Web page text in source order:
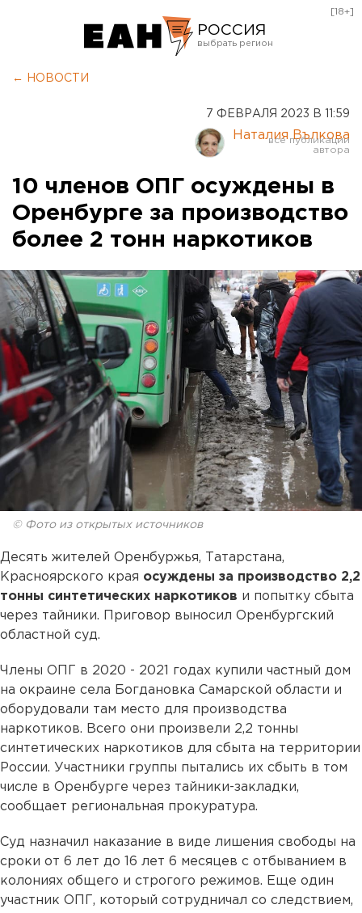
РОССИЯ
Курган
Оренбург
[18+]
← НОВОСТИ
7 ФЕВРАЛЯ 2023 В 11:59
Наталия Вълкова
10 членов ОПГ осуждены в
Оренбурге за производство
более 2 тонн наркотиков
© Фото из открытых источников
Десять жителей Оренбуржья, Татарстана,
Красноярского края осуждены за производство 2,2
тонны синтетических наркотиков и попытку сбыта
через тайники. Приговор выносил Оренбургский
областной суд.
Члены ОПГ в 2020 - 2021 годах купили частный дом
на окраине села Богдановка Самарской области и
оборудовали там место для производства
наркотиков. Всего они произвели 2,2 тонны
синтетических наркотиков для сбыта на территории
России. Участники группы пытались их сбыть в том
числе в Оренбурге через тайники-закладки,
сообщает региональная прокуратура.
Суд назначил наказание в виде лишения свободы на
сроки от 6 лет до 16 лет 6 месяцев с отбыванием в
колониях общего и строгого режимов. Еще один
участник ОПГ, который сотрудничал со следствием,